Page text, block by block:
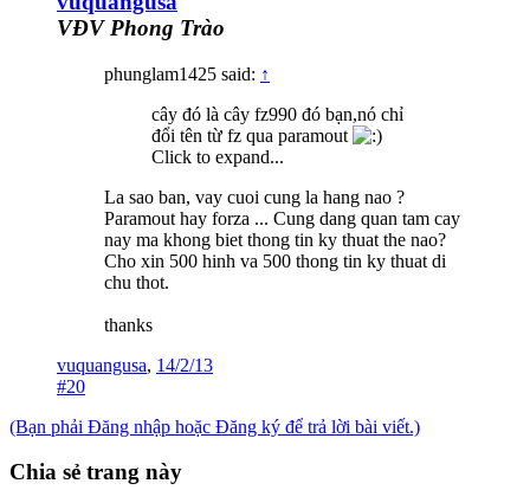
VĐV Phong Trào
phunglam1425 said: ↑
cây đó là cây fz990 đó bạn,nó chỉ
đổi tên từ fz qua paramout
Click to expand...
La sao ban, vay cuoi cung la hang nao ?
Paramout hay forza ... Cung dang quan tam cay
nay ma khong biet thong tin ky thuat the nao?
Cho xin 500 hinh va 500 thong tin ky thuat di
chu thot.
thanks
vuquangusa, 14/2/13
#20
(Bạn phải Đăng nhập hoặc Đăng ký để trả lời bài viết.)
Chia sẻ trang này